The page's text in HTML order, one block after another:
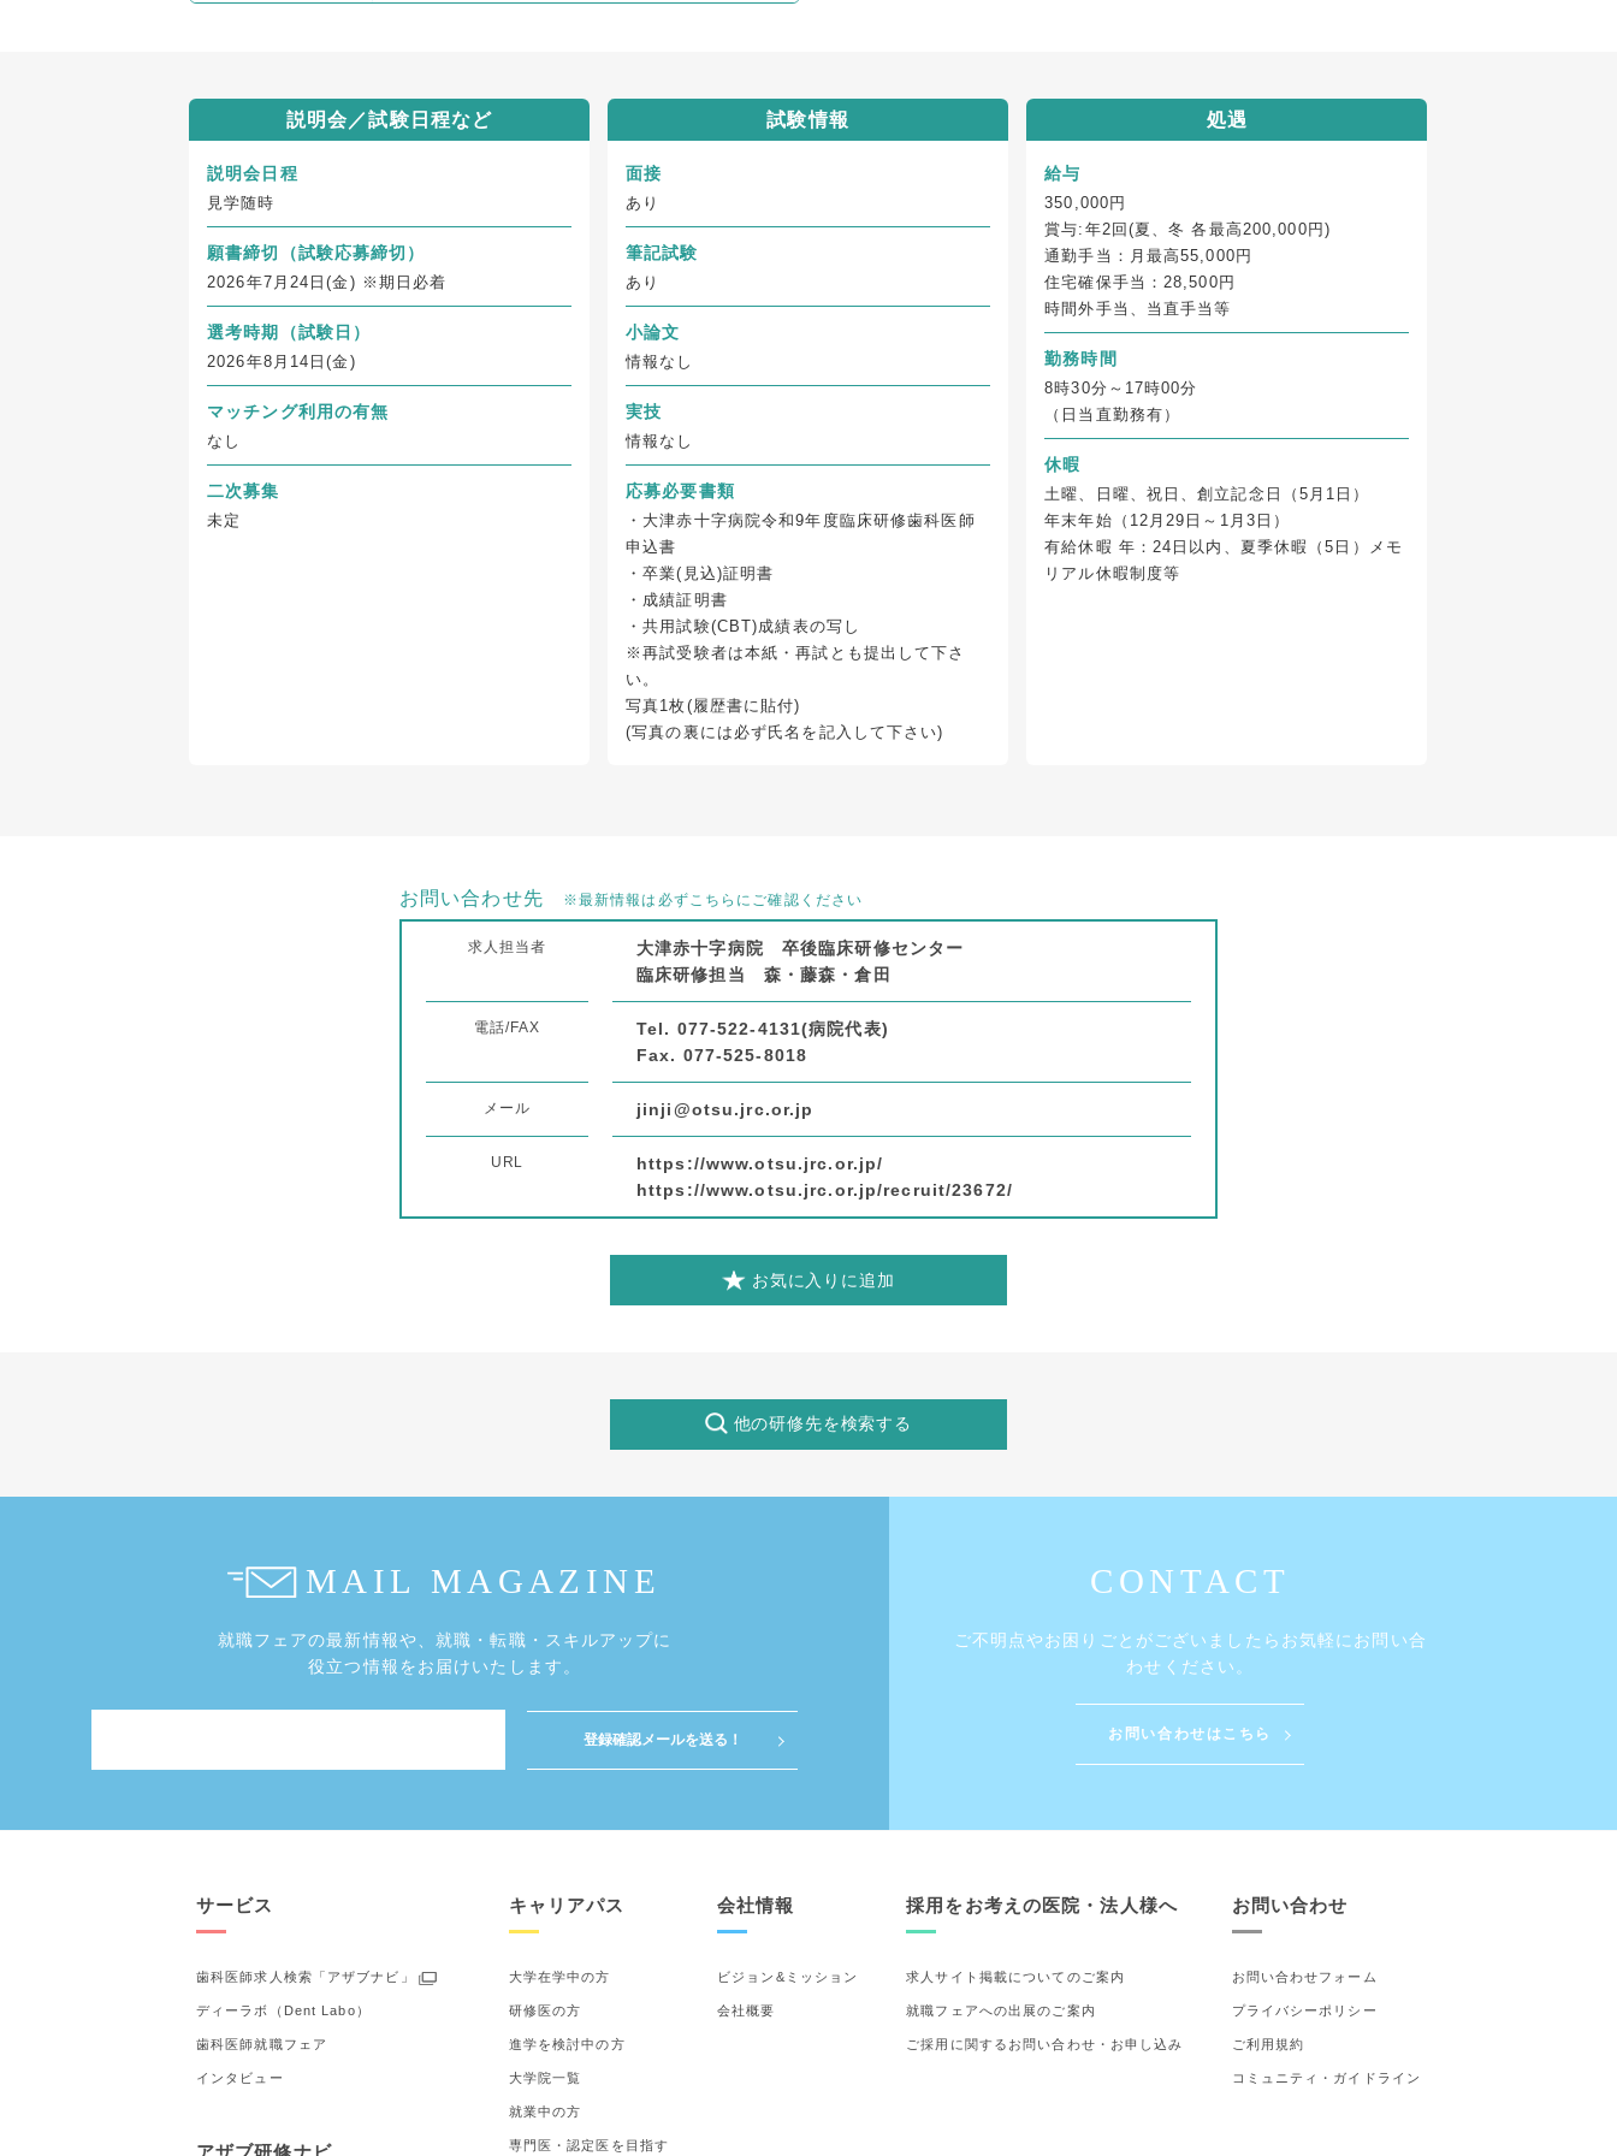
説明会／試験日程など
説明会日程
見学随時
願書締切 （試験応募締切）
2026年7月24日(金) ※期日必着
選考時期（試験日）
2026年8月14日(金)
マッチング利用の有無
なし
二次募集
未定
試験情報
面接
あり
筆記試験
あり
小論文
情報なし
実技
情報なし
応募必要書類
・大津赤十字病院令和9年度臨床研修歯科医師
申込書
・卒業(見込)証明書
・成績証明書
・共用試験(CBT)成績表の写し
※再試受験者は本紙・再試とも提出して下さ
い。
写真1枚(履歴書に貼付)
(写真の裏には必ず氏名を記入して下さい)
処遇
給与
350,000円
賞与:年2回(夏、冬 各最高200,000円)
通勤手当：月最高55,000円
住宅確保手当：28,500円
時間外手当、当直手当等
勤務時間
8時30分～17時00分
（日当直勤務有）
休暇
土曜、日曜、祝日、創立記念日（5月1日）
年末年始（12月29日～1月3日）
有給休暇 年：24日以内、夏季休暇（5日）メモ
リアル休暇制度等
お問い合わせ先 ※最新情報は必ずこちらにご確認ください
求人担当者
大津赤十字病院 卒後臨床研修センター
臨床研修担当 森・藤森・倉田
電話/FAX
Tel. 077-522-4131(病院代表)
Fax. 077-525-8018
メール jinji@otsu.jrc.or.jp
URL
https://www.otsu.jrc.or.jp/
https://www.otsu.jrc.or.jp/recruit/23672/
お気に入りに追加
他の研修先を検索する
就職フェアの最新情報や、就職・転職・スキルアップに
役立つ情報をお届けいたします。
ご不明点やお困りごとがございましたら お気軽にお問い合
わせください。
お問い合わせはこちら
サービス
歯科医師求人検索「アザブナビ」
ディーラボ（Dent Labo）
歯科医師就職フェア
インタビュー
キャリアパス
大学在学中の方
研修医の方
進学を検討中の方
大学院一覧
就業中の方
専門医・認定医を目指す
会社情報
ビジョン&ミッション
会社概要
採用をお考えの医院・法人様へ
求人サイト掲載についてのご案内
就職フェアへの出展のご案内
ご採用に関するお問い合わせ・お申し込み
お問い合わせ
お問い合わせフォーム
プライバシーポリシー
ご利用規約
コミュニティ・ガイドライン